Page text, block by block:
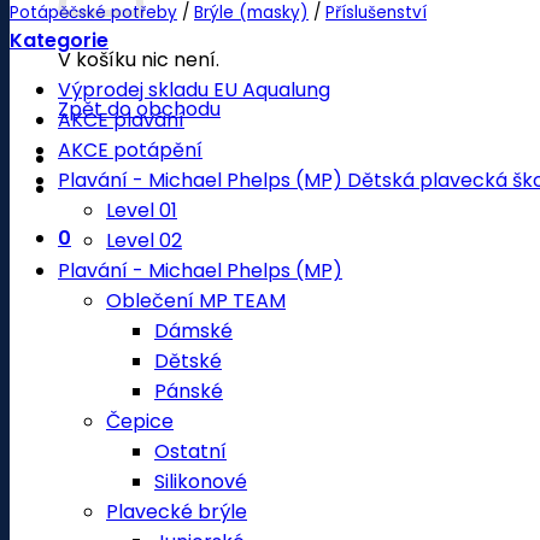
V košíku nic není.
Zpět do obchodu
0
Potápěčské potřeby / Brýle (masky) / Příslušenství
Kategorie
Výprodej skladu EU Aqualung
AKCE plavání
AKCE potápění
Plavání - Michael Phelps (MP) Dětská plavecká
Level 01
Level 02
Plavání - Michael Phelps (MP)
Oblečení MP TEAM
Dámské
Dětské
Pánské
Čepice
Ostatní
Silikonové
Plavecké brýle